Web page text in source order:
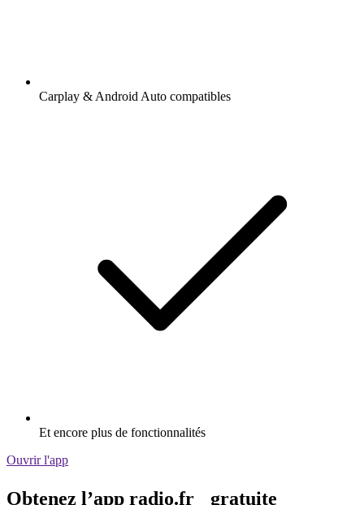
Carplay & Android Auto compatibles
Et encore plus de fonctionnalités
Ouvrir l'app
Obtenez l’app radio.fr gratuite